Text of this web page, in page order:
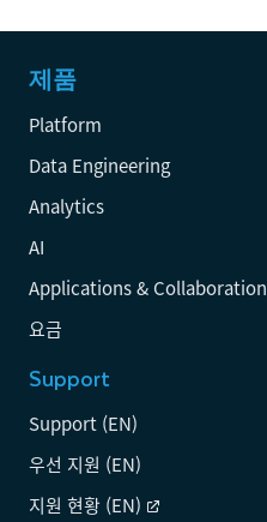
제품
Platform
Data Engineering
Analytics
AI
Applications & Collaboration
요금
Support
Support (EN)
우선 지원 (EN)
지원 현황 (EN)